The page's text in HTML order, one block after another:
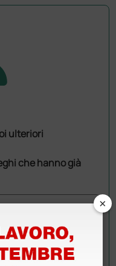
ulteriori
che hanno già
×